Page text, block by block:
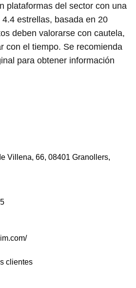
plataformas del sector con una
estrellas, basada en 20
deben valorarse con cautela,
con el tiempo. Se recomienda
para obtener información
Villena, 66, 08401 Granollers,
clientes